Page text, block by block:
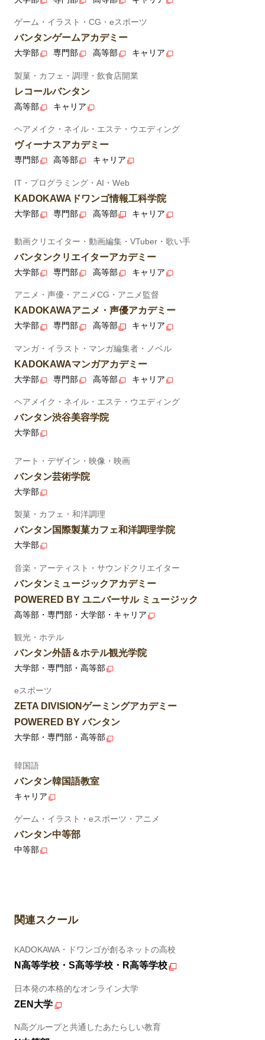
ゲーム・イラスト・CG・eスポーツ
バンタンゲームアカデミー
大学部 専門部 高等部 キャリア
製菓・カフェ・調理・飲食店開業
レコールバンタン
高等部 キャリア
ヘアメイク・ネイル・エステ・ウエディング
ヴィーナスアカデミー
専門部 高等部 キャリア
IT・プログラミング・AI・Web
KADOKAWAドワンゴ情報工科学院
大学部 専門部 高等部 キャリア
動画クリエイター・動画編集・VTuber・歌い手
バンタンクリエイターアカデミー
大学部 専門部 高等部 キャリア
アニメ・声優・アニメCG・アニメ監督
KADOKAWAアニメ・声優アカデミー
大学部 専門部 高等部 キャリア
マンガ・イラスト・マンガ編集者・ノベル
KADOKAWAマンガアカデミー
大学部 専門部 高等部 キャリア
ヘアメイク・ネイル・エステ・ウエディング
バンタン渋谷美容学院
大学部
アート・デザイン・映像・映画
バンタン芸術学院
大学部
製菓・カフェ・和洋調理
バンタン国際製菓カフェ和洋調理学院
大学部
音楽・アーティスト・サウンドクリエイター
バンタンミュージックアカデミー
POWERED BY ユニバーサル ミュージック
高等部・専門部・大学部・キャリア
観光・ホテル
バンタン外語＆ホテル観光学院
大学部・専門部・高等部
eスポーツ
ZETA DIVISIONゲーミングアカデミー
POWERED BY バンタン
大学部・専門部・高等部
韓国語
バンタン韓国語教室
キャリア
ゲーム・イラスト・eスポーツ・アニメ
バンタン中等部
中等部
関連スクール
KADOKAWA・ドワンゴが創るネットの高校
N高等学校・S高等学校・R高等学校
日本発の本格的なオンライン大学
ZEN大学
N高グループと共通したあたらしい教育